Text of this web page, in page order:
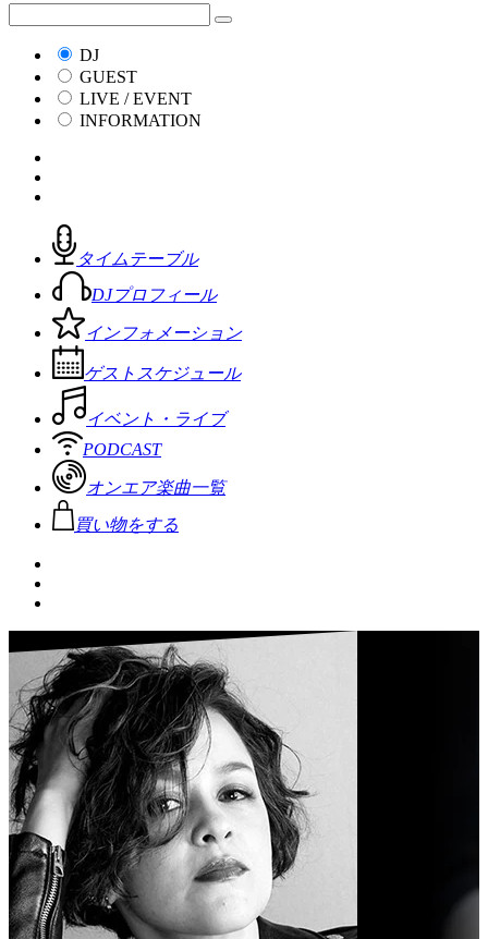
DJ
GUEST
LIVE / EVENT
INFORMATION
タイムテーブル
DJプロフィール
インフォメーション
ゲストスケジュール
イベント・ライブ
PODCAST
オンエア楽曲一覧
買い物をする